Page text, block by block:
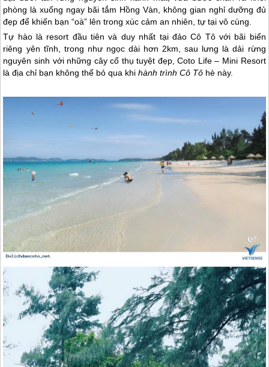
phòng là xuống ngay bãi tắm Hồng Vàn, không gian nghỉ dưỡng đủ
đẹp để khiến bạn “oà” lên trong xúc cảm an nhiên, tự tại vô cùng.
Tự hào là resort đầu tiên và duy nhất tại đảo Cô Tôvới bãi biển
riêng yên tĩnh, trong như ngọc dài hơn 2km, sau lưng là dải rừng
nguyên sinh với những cây cổ thụ tuyệt đẹp, Coto Life – Mini Resort
là địa chỉ bạn không thể bỏ qua khihành trìnhCô Tô hè này.